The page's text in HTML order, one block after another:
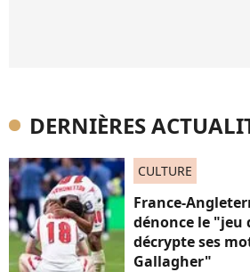
DERNIÈRES
CULTURE
France-
dénonce le
décrypte ses
Gallagher"